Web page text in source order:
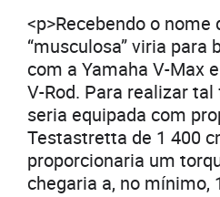
<p>Recebendo o nome
“musculosa” viria para
com a Yamaha V-Max
V-Rod. Para realizar
seria equipada com
Testastretta de 1 400
proporcionaria um
chegaria a, no mínimo,